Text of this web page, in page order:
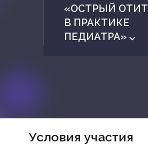
«ОСТРЫЙ ОТИТ
В ПРАКТИКЕ
ПЕДИАТРА» ⌵
Условия участия